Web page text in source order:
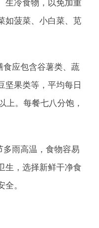
生冷食物，以免加重
如菠菜、小白菜、苋
食应包含谷薯类、蔬
坚果类等，平均每日
上。每餐七八分饱，
多雨高温，食物容易
生，选择新鲜干净食
。